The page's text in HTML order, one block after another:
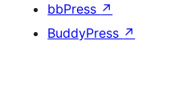
bbPress ↗
BuddyPress ↗